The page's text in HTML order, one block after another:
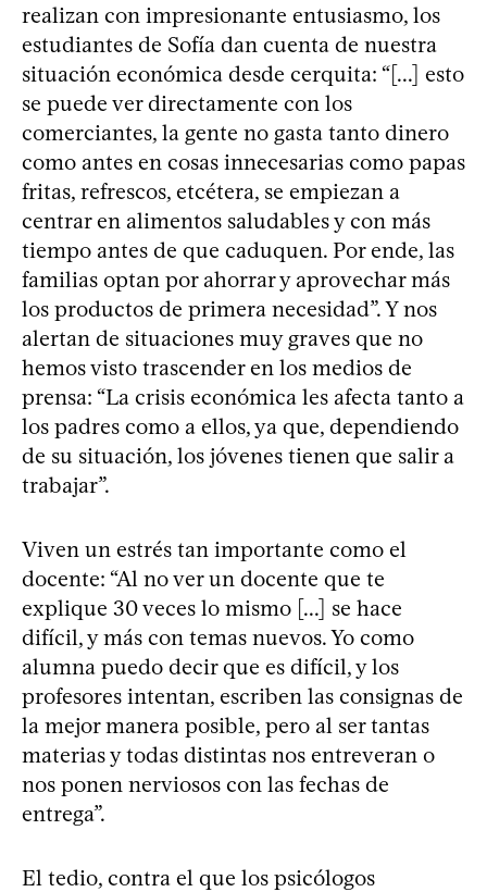
realizan con impresionante entusiasmo, los
estudiantes de Sofía dan cuenta de nuestra
situación económica desde cerquita: “[...] esto
se puede ver directamente con los
comerciantes, la gente no gasta tanto dinero
como antes en cosas innecesarias como papas
fritas, refrescos, etcétera, se empiezan a
centrar en alimentos saludables y con más
tiempo antes de que caduquen. Por ende, las
familias optan por ahorrar y aprovechar más
los productos de primera necesidad”. Y nos
alertan de situaciones muy graves que no
hemos visto trascender en los medios de
prensa: “La crisis económica les afecta tanto a
los padres como a ellos, ya que, dependiendo
de su situación, los jóvenes tienen que salir a
trabajar”.
Viven un estrés tan importante como el
docente: “Al no ver un docente que te
explique 30 veces lo mismo [...] se hace
difícil, y más con temas nuevos. Yo como
alumna puedo decir que es difícil, y los
profesores intentan, escriben las consignas de
la mejor manera posible, pero al ser tantas
materias y todas distintas nos entreveran o
nos ponen nerviosos con las fechas de
entrega”.
El tedio, contra el que los psicólogos